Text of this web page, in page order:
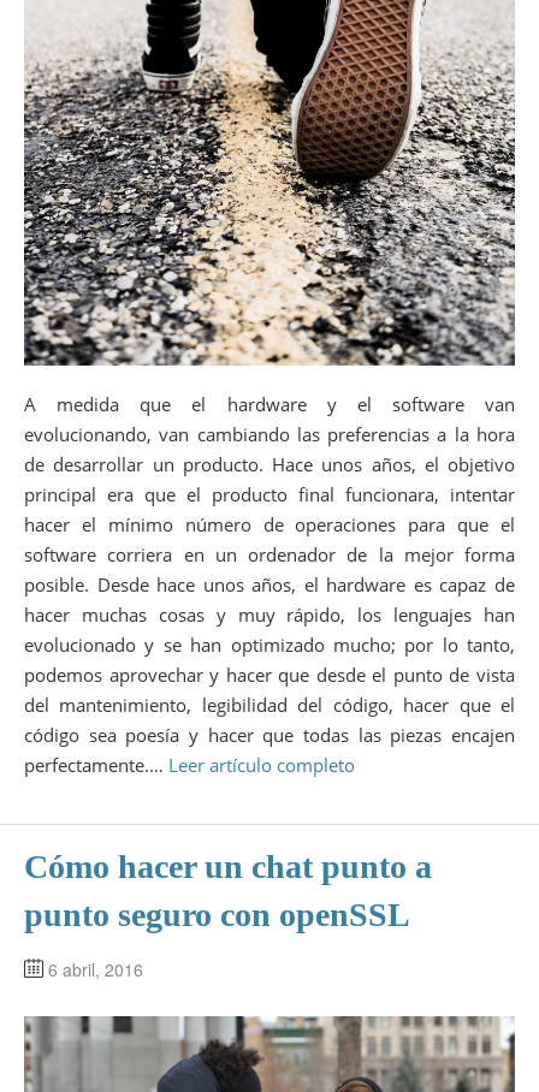
A medida que el hardware y el software van
evolucionando, van cambiando las preferencias a la hora
de desarrollar un producto. Hace unos años, el objetivo
principal era que el producto final funcionara, intentar
hacer el mínimo número de operaciones para que el
software corriera en un ordenador de la mejor forma
posible. Desde hace unos años, el hardware es capaz de
hacer muchas cosas y muy rápido, los lenguajes han
evolucionado y se han optimizado mucho; por lo tanto,
podemos aprovechar y hacer que desde el punto de vista
del mantenimiento, legibilidad del código, hacer que el
código sea poesía y hacer que todas las piezas encajen
perfectamente.… Leer artículo completo
Cómo hacer un chat punto a
punto seguro con openSSL
6 abril, 2016